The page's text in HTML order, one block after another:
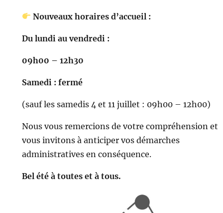
Nouveaux horaires d’accueil :
Du lundi au vendredi :
09h00 – 12h30
Samedi : fermé
(sauf les samedis 4 et 11 juillet : 09h00 – 12h00)
Nous vous remercions de votre compréhension et
vous invitons à anticiper vos démarches
administratives en conséquence.
Bel été à toutes et à tous.